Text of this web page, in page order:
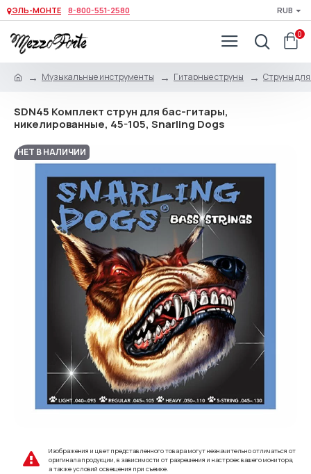
ЭЛЬ-МОНТЕ 8-800-551-2580 RUB
0
Музыкальные инструменты Гитарные струны Струны
SDN45 Комплект струн для бас-гитары,
никелированные, 45-105, Snarling Dogs
НЕТ В НАЛИЧИИ
Изображения и цвет представленного товара могут незначительно отличаться от
оригинала продукции, в зависимости от разрешения и настроек вашего монитора,
а также условий освещения при съемке.